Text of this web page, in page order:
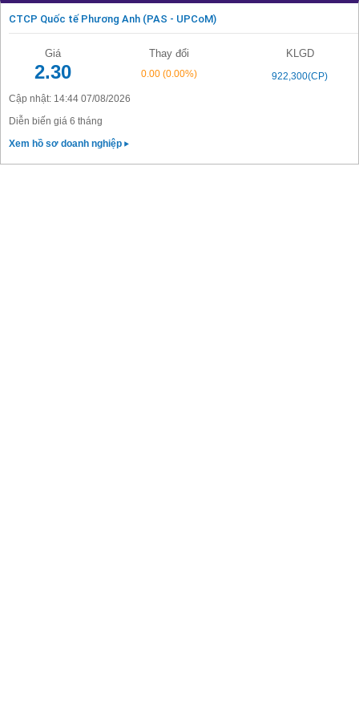
CTCP Quốc tế Phương Anh (PAS - UPCoM)
Giá Thay đổi KLGD
2.30 0.00 (0.00%)
922,300(CP)
Cập nhật: 14:44 07/08/2026
Diễn biến giá 6 tháng
Xem hồ sơ doanh nghiệp